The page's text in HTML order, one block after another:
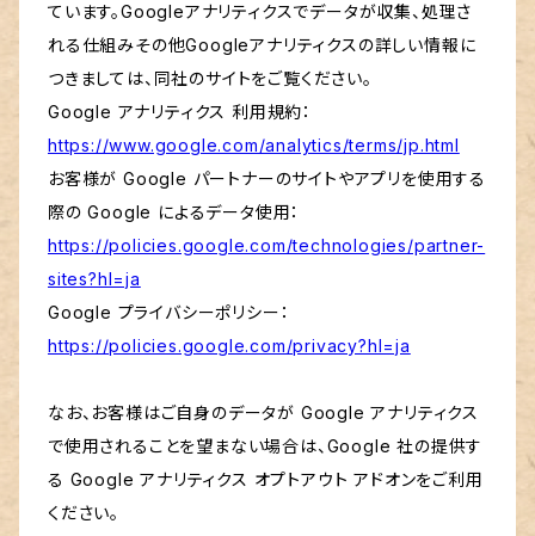
ています。Googleアナリティクスでデータが収集、処理さ
れる仕組みその他Googleアナリティクスの詳しい情報に
つきましては、同社のサイトをご覧ください。
Google アナリティクス 利用規約：
https://www.google.com/analytics/terms/jp.html
お客様が Google パートナーのサイトやアプリを使用する
際の Google によるデータ使用：
https://policies.google.com/technologies/partner-
sites?hl=ja
Google プライバシーポリシー：
https://policies.google.com/privacy?hl=ja
なお、お客様はご自身のデータが Google アナリティクス
で使用されることを望まない場合は、Google 社の提供す
る Google アナリティクス オプトアウト アドオンをご利用
ください。